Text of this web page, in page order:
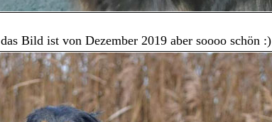
das Bild ist von Dezember 2019 aber soooo schön :)